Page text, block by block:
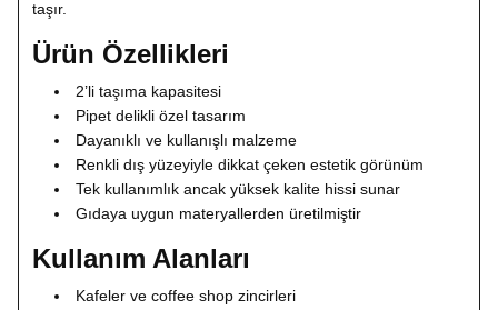
taşır.
Ürün Özellikleri
2’li taşıma kapasitesi
Pipet delikli özel tasarım
Dayanıklı ve kullanışlı malzeme
Renkli dış yüzeyiyle dikkat çeken estetik görünüm
Tek kullanımlık ancak yüksek kalite hissi sunar
Gıdaya uygun materyallerden üretilmiştir
Kullanım Alanları
Kafeler ve coffee shop zincirleri